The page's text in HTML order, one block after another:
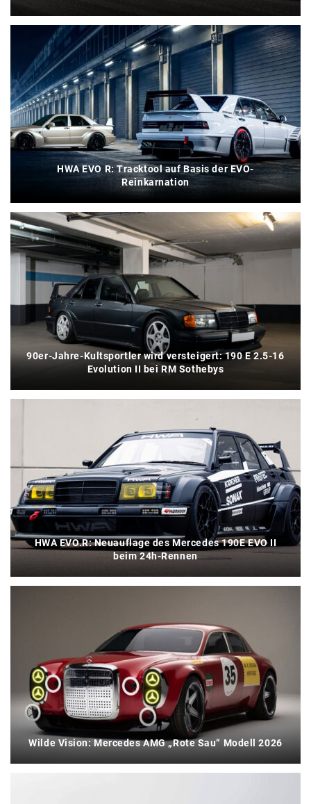
HWA EVO R: Tracktool auf Basis der EVO-
Reinkarnation
90er-Jahre-Kultsportler wird versteigert: 190 E 2.5-16
Evolution II bei RM Sothebys
HWA EVO.R: Neuauflage des Mercedes 190E EVO II
beim 24h-Rennen
Wilde Vision: Mercedes AMG „Rote Sau“ Modell 2026